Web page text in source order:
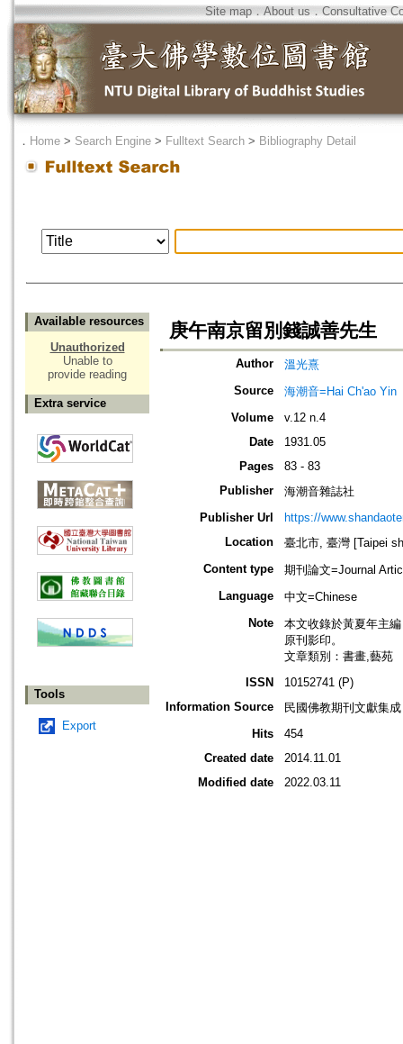
Site map．About us ． Consultative
． Home > Search Engine > Fulltext Search > Bibliography Detail
Available resources
Unauthorized
Unable to
provide reading
Extra service
Tools
Export
庚午南京留別錢誠善先生
Author
溫光熹
Source
海潮音=Hai Ch'ao Yin
Volume
v.12 n.4
Date
1931.05
Pages
83 - 83
Publisher
海潮音雜誌社
Publisher Url
https://
Location
臺北市, 臺灣 [Taipei
Content type
期刊論文=Journal
Language
中文=Chinese
Note
本文收錄於黃夏年主
原刊影印。
文章類別：書畫,藝苑
ISSN
10152741 (P)
Information Source
民國佛教期刊文獻集
Hits
454
Created date
2014.11.01
Modified date
2022.03.11